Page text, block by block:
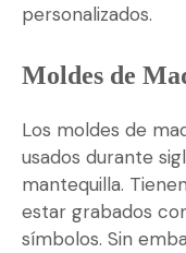
personalizados.
Moldes de
Los moldes de
usados durante
mantequilla.
estar grabados
símbolos. Sin